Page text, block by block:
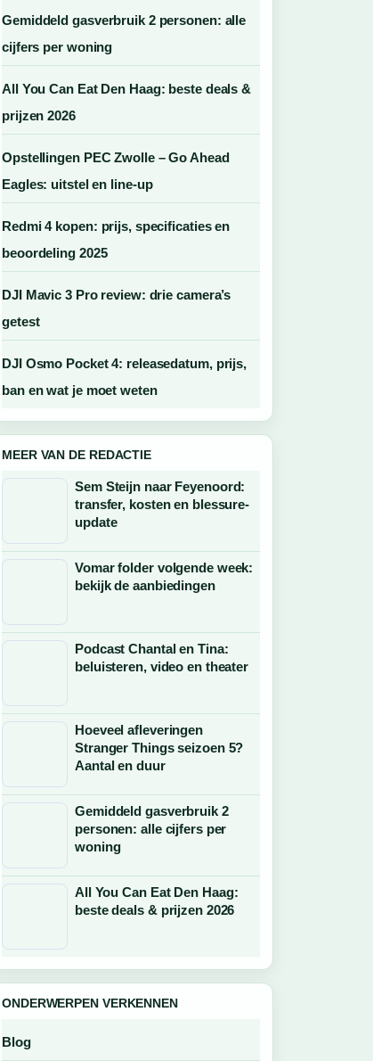
Gemiddeld gasverbruik 2 personen: alle
cijfers per woning
All You Can Eat Den Haag: beste deals &
prijzen 2026
Opstellingen PEC Zwolle – Go Ahead
Eagles: uitstel en line-up
Redmi 4 kopen: prijs, specificaties en
beoordeling 2025
DJI Mavic 3 Pro review: drie camera’s
getest
DJI Osmo Pocket 4: releasedatum, prijs,
ban en wat je moet weten
MEER VAN DE REDACTIE
Sem Steijn naar Feyenoord:
transfer, kosten en blessure-
update
Vomar folder volgende week:
bekijk de aanbiedingen
Podcast Chantal en Tina:
beluisteren, video en theater
Hoeveel afleveringen
Stranger Things seizoen 5?
Aantal en duur
Gemiddeld gasverbruik 2
personen: alle cijfers per
woning
All You Can Eat Den Haag:
beste deals & prijzen 2026
ONDERWERPEN VERKENNEN
Blog